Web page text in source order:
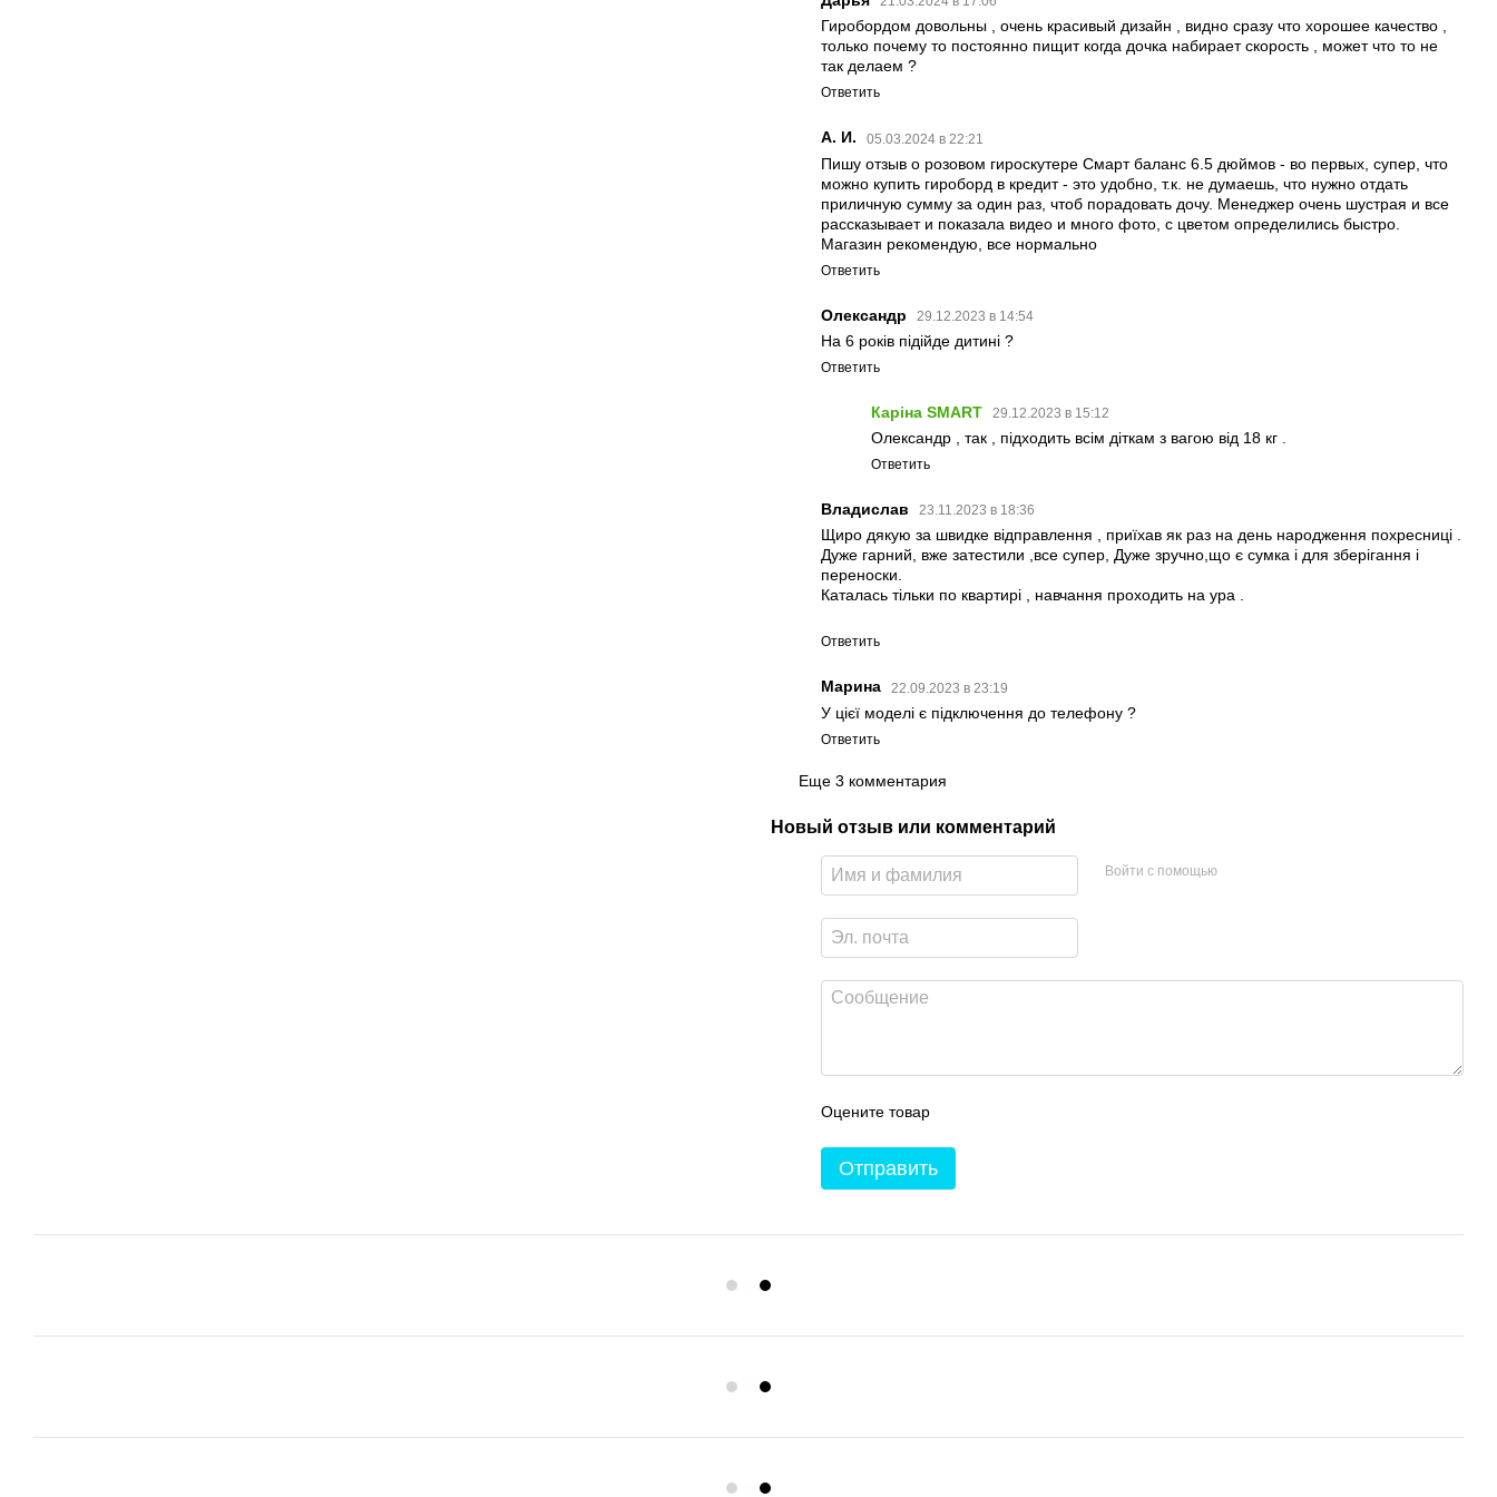
Гиробордом довольны , очень красивый дизайн , видно сразу что хорошее качество ,
только почему то постоянно пищит когда дочка набирает скорость , может что то не
так делаем ?
Ответить
А. И. 05.03.2024 в 22:21
Пишу отзыв о розовом гироскутере Смарт баланс 6.5 дюймов - во первых, супер, что
можно купить гироборд в кредит - это удобно, т.к. не думаешь, что нужно отдать
приличную сумму за один раз, чтоб порадовать дочу. Менеджер очень шустрая и все
рассказывает и показала видео и много фото, с цветом определились быстро.
Магазин рекомендую, все нормально
Ответить
Олександр 29.12.2023 в 14:54
На 6 років підійде дитині ?
Ответить
Каріна SMART 29.12.2023 в 15:12
Олександр , так , підходить всім діткам з вагою від 18 кг .
Ответить
Владислав 23.11.2023 в 18:36
Щиро дякую за швидке відправлення , приїхав як раз на день народження похресниці .
Дуже гарний, вже затестили ,все супер, Дуже зручно,що є сумка і для зберігання і
переноски.
Каталась тільки по квартирі , навчання проходить на ура .
Ответить
Марина 22.09.2023 в 23:19
У цієї моделі є підключення до телефону ?
Ответить
Еще 3 комментария
Новый отзыв или комментарий
Войти с помощью
Оцените товар
Отправить